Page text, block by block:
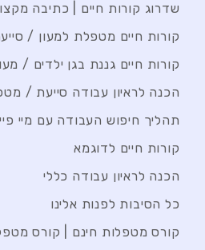
שדרוג קורות חיים | כתיבה
קורות חיים מטפלת למעון /
קורות חיים גננת בגן ילדים /
הכנה לראיון עבודה סייעת /
תהליך חיפוש העבודה עם מיי
קורות חיים לדוגמא
הכנה לראיון עבודה כללי
כל הסיבות לפנות אלינו
קורס מטפלות חינם | קורס